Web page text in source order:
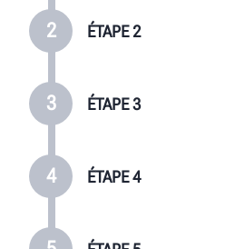
2 ÉTAPE 2
3 ÉTAPE 3
4 ÉTAPE 4